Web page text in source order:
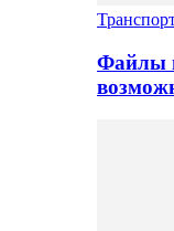
Файлы